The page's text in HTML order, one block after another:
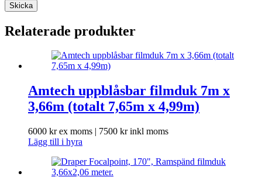
Skicka
Relaterade produkter
Amtech uppblåsbar filmduk 7m x
3,66m (totalt 7,65m x 4,99m)
6000 krex moms | 7500 krinkl moms
Lägg till i hyra